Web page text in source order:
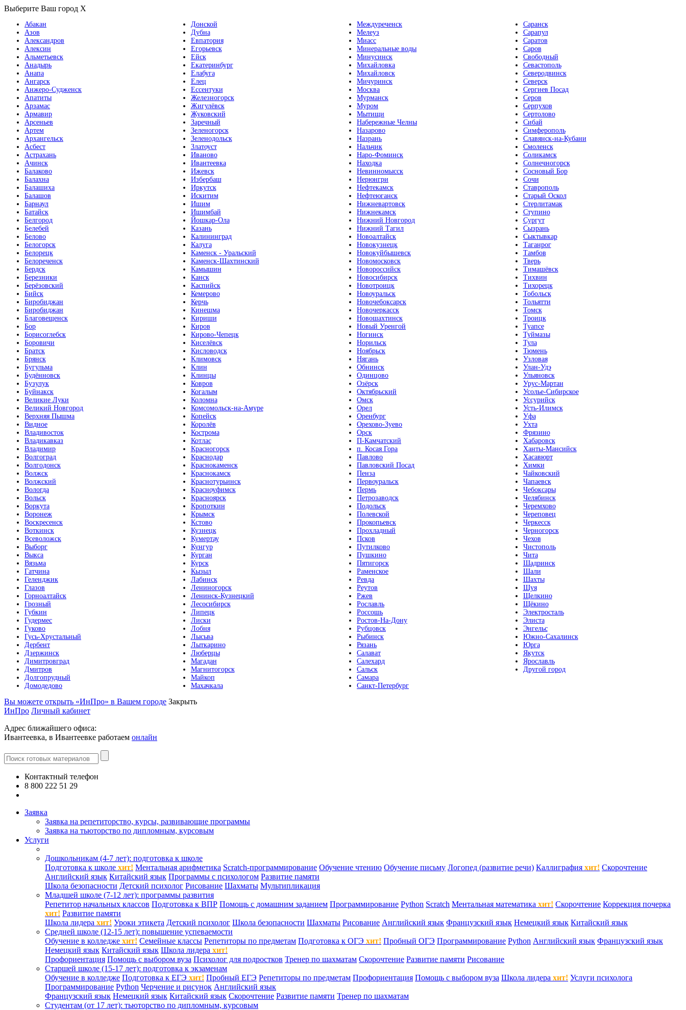
Выберите Ваш город X
Абакан
Азов
Александров
Алексин
Альметьевск
Анадырь
Анапа
Ангарск
Анжеро-Судженск
Апатиты
Арзамас
Армавир
Арсеньев
Артем
Архангельск
Асбест
Астрахань
Ачинск
Балаково
Балахна
Балашиха
Балашов
Барнаул
Батайск
Белгород
Белебей
Белово
Белогорск
Белорецк
Белореченск
Бердск
Березники
Берёзовский
Бийск
Биробиджан
Биробиджан
Благовещенск
Бор
Борисоглебск
Боровичи
Братск
Брянск
Бугульма
Будённовск
Бузулук
Буйнакск
Великие Луки
Великий Новгород
Верхняя Пышма
Видное
Владивосток
Владикавказ
Владимир
Волгоград
Волгодонск
Волжск
Волжский
Вологда
Вольск
Воркута
Воронеж
Воскресенск
Воткинск
Всеволожск
Выборг
Выкса
Вязьма
Гатчина
Геленджик
Глазов
Горноалтайск
Грозный
Губкин
Гудермес
Гуково
Гусь-Хрустальный
Дербент
Дзержинск
Димитровград
Дмитров
Долгопрудный
Домодедово
Донской
Дубна
Евпатория
Егорьевск
Ейск
Екатеринбург
Елабуга
Елец
Ессентуки
Железногорск
Жигулёвск
Жуковский
Заречный
Зеленогорск
Зеленодольск
Златоуст
Иваново
Ивантеевка
Ижевск
Избербаш
Иркутск
Искитим
Ишим
Ишимбай
Йошкар-Ола
Казань
Калининград
Калуга
Каменск - Уральский
Каменск-Шахтинский
Камышин
Канск
Каспийск
Кемерово
Керчь
Кинешма
Кириши
Киров
Кирово-Чепецк
Киселёвск
Кисловодск
Климовск
Клин
Клинцы
Ковров
Когалым
Коломна
Комсомольск-на-Амуре
Копейск
Королёв
Кострома
Котлас
Красногорск
Краснодар
Краснокаменск
Краснокамск
Краснотурьинск
Красноуфимск
Красноярск
Кропоткин
Крымск
Кстово
Кузнецк
Кумертау
Кунгур
Курган
Курск
Кызыл
Лабинск
Лениногорск
Ленинск-Кузнецкий
Лесосибирск
Липецк
Лиски
Лобня
Лысьва
Лыткарино
Люберцы
Магадан
Магнитогорск
Майкоп
Махачкала
Междуреченск
Мелеуз
Миасс
Минеральные воды
Минусинск
Михайловка
Михайловск
Мичуринск
Москва
Мурманск
Муром
Мытищи
Набережные Челны
Назарово
Назрань
Нальчик
Наро-Фоминск
Находка
Невинномысск
Нерюнгри
Нефтекамск
Нефтеюганск
Нижневартовск
Нижнекамск
Нижний Новгород
Нижний Тагил
Новоалтайск
Новокузнецк
Новокуйбышевск
Новомосковск
Новороссийск
Новосибирск
Новотроицк
Новоуральск
Новочебоксарск
Новочеркасск
Новошахтинск
Новый Уренгой
Ногинск
Норильск
Ноябрьск
Нягань
Обнинск
Одинцово
Озёрск
Октябрьский
Омск
Орел
Оренбург
Орехово-Зуево
Орск
П-Камчатский
п. Косая Гора
Павлово
Павловский Посад
Пенза
Первоуральск
Пермь
Петрозаводск
Подольск
Полевской
Прокопьевск
Прохладный
Псков
Путилково
Пушкино
Пятигорск
Раменское
Ревда
Реутов
Ржев
Рославль
Россошь
Ростов-На-Дону
Рубцовск
Рыбинск
Рязань
Салават
Салехард
Сальск
Самара
Санкт-Петербург
Саранск
Сарапул
Саратов
Саров
Свободный
Севастополь
Северодвинск
Северск
Сергиев Посад
Серов
Серпухов
Сертолово
Сибай
Симферополь
Славянск-на-Кубани
Смоленск
Соликамск
Солнечногорск
Сосновый Бор
Сочи
Ставрополь
Старый Оскол
Стерлитамак
Ступино
Сургут
Сызрань
Сыктывкар
Таганрог
Тамбов
Тверь
Тимашёвск
Тихвин
Тихорецк
Тобольск
Тольятти
Томск
Троицк
Туапсе
Туймазы
Тула
Тюмень
Узловая
Улан-Удэ
Ульяновск
Урус-Мартан
Усолье-Сибирское
Уссурийск
Усть-Илимск
Уфа
Ухта
Фрязино
Хабаровск
Ханты-Мансийск
Хасавюрт
Химки
Чайковский
Чапаевск
Чебоксары
Челябинск
Черемхово
Череповец
Черкесск
Черногорск
Чехов
Чистополь
Чита
Шадринск
Шали
Шахты
Шуя
Щелкино
Щёкино
Электросталь
Элиста
Энгельс
Южно-Сахалинск
Юрга
Якутск
Ярославль
Другой город
Вы можете открыть «ИнПро» в Вашем городе Закрыть
ИнПро Личный кабинет
Адрес ближайшего офиса:
Ивантеевка, в Ивантеевке работаем онлайн
Контактный телефон
8 800 222 51 29
Заявка
Заявка на репетиторство, курсы, развивающие программы
Заявка на тьюторство по дипломным, курсовым
Услуги
Дошкольникам (4-7 лет): подготовка к школе
Подготовка к школе хит! Ментальная арифметика Scratch-программирование Обучение чтению Обучение письму Логопед (развитие речи) Каллиграфия хит! Скорочтение
Английский язык Китайский язык Программы с психологом Развитие памяти
Школа безопасности Детский психолог Рисование Шахматы Мультипликация
Младшей школе (7-12 лет): программы развития
Репетитор начальных классов Подготовка к ВПР Помощь с домашним заданием Программирование Python Scratch Ментальная математика хит! Скорочтение Коррекция почерка
хит! Развитие памяти
Школа лидера хит! Уроки этикета Детский психолог Школа безопасности Шахматы Рисование Английский язык Французский язык Немецкий язык Китайский язык
Средней школе (12-15 лет): повышение успеваемости
Обучение в колледже хит! Семейные классы Репетиторы по предметам Подготовка к ОГЭ хит! Пробный ОГЭ Программирование Python Английский язык Французский язык
Немецкий язык Китайский язык Школа лидера хит!
Профориентация Помощь с выбором вуза Психолог для подростков Тренер по шахматам Скорочтение Развитие памяти Рисование
Старшей школе (15-17 лет): подготовка к экзаменам
Обучение в колледже Подготовка к ЕГЭ хит! Пробный ЕГЭ Репетиторы по предметам Профориентация Помощь с выбором вуза Школа лидера хит! Услуги психолога
Программирование Python Черчение и рисунок Английский язык
Французский язык Немецкий язык Китайский язык Скорочтение Развитие памяти Тренер по шахматам
Студентам (от 17 лет): тьюторство по дипломным, курсовым